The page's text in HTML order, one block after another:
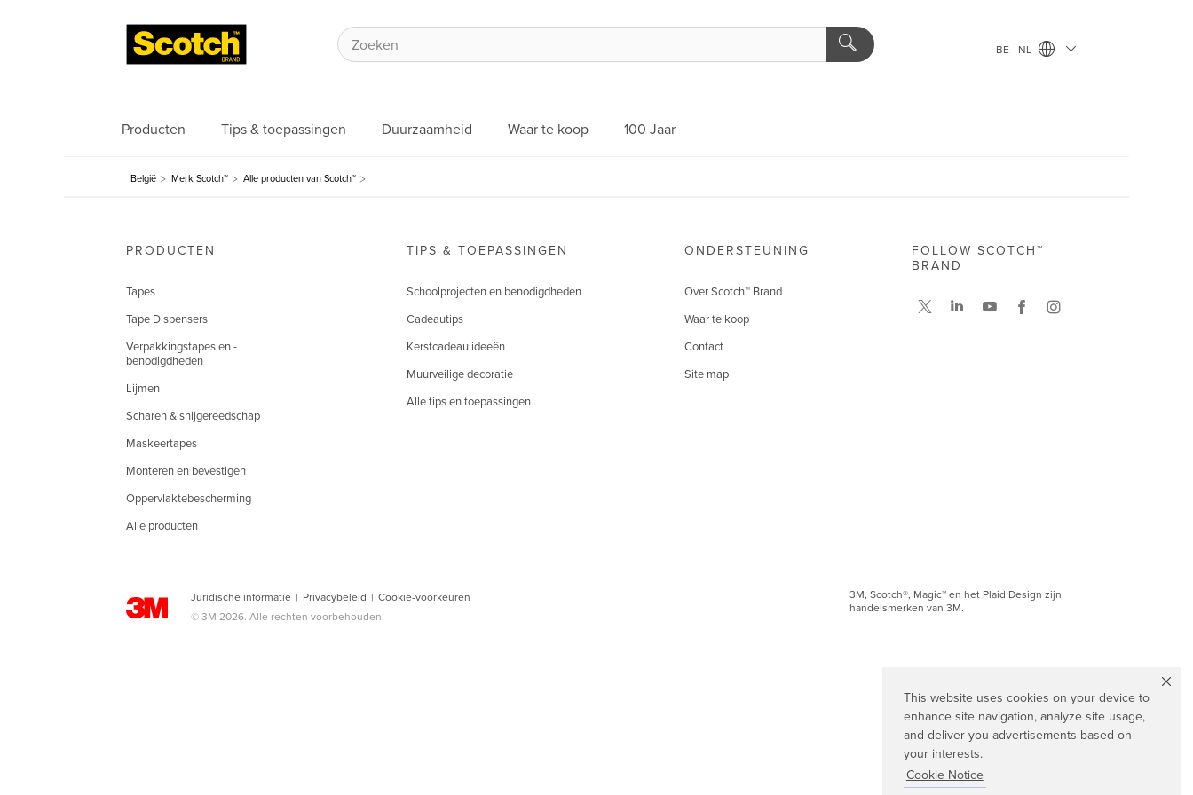
This website uses cookies on your device to
enhance site navigation, analyze site usage,
and deliver you advertisements based on
your interests.
Cookie Notice
BE - NL
Producten Tips & toepassingen Duurzaamheid Waar te koop 100 Jaar
België Merk Scotch™ Alle producten van Scotch™
PRODUCTEN
Tapes
Tape Dispensers
Verpakkingstapes en -
benodigdheden
Lijmen
Scharen & snijgereedschap
Maskeertapes
Monteren en bevestigen
Oppervlaktebescherming
Alle producten
TIPS & TOEPASSINGEN
Schoolprojecten en benodigdheden
Cadeautips
Kerstcadeau ideeën
Muurveilige decoratie
Alle tips en toepassingen
ONDERSTEUNING
Over Scotch™ Brand
Waar te koop
Contact
Site map
Juridische informatie | Privacybeleid | Cookie-voorkeuren
© 3M 2026. Alle rechten voorbehouden.
FOLLOW SCOTCH™
BRAND
3M, Scotch®, Magic™ en het Plaid Design zijn
handelsmerken van 3M.